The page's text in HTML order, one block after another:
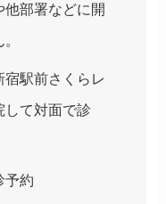
部署などに開
駅前さくらレ
して対面で診
予約